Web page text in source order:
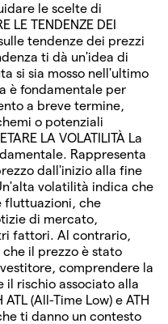
le scelte di
TENDENZE DEI
tendenze dei prezzi
ti dà un'idea di
si sia mosso nell'ultimo
è fondamentale per
a breve termine,
o potenziali
LA VOLATILITÀ La
Rappresenta
dall'inizio alla fine
volatilità indica che
fluttuazioni, che
di mercato,
fattori. Al contrario,
il prezzo è stato
comprendere la
rischio associato alla
(All-Time Low) e ATH
ti danno un contesto